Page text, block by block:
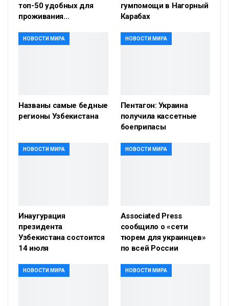
топ-50 удобных для
проживания…
гумпомощи в Нагорный
Карабах
НОВОСТИ МИРА
Названы самые бедные
регионы Узбекистана
НОВОСТИ МИРА
Пентагон: Украина
получила кассетные
боеприпасы
НОВОСТИ МИРА
Инаугурация
президента
Узбекистана состоится
14 июля
НОВОСТИ МИРА
Associated Press
сообщило о «сети
тюрем для украинцев»
по всей России
НОВОСТИ МИРА НОВОСТИ МИРА